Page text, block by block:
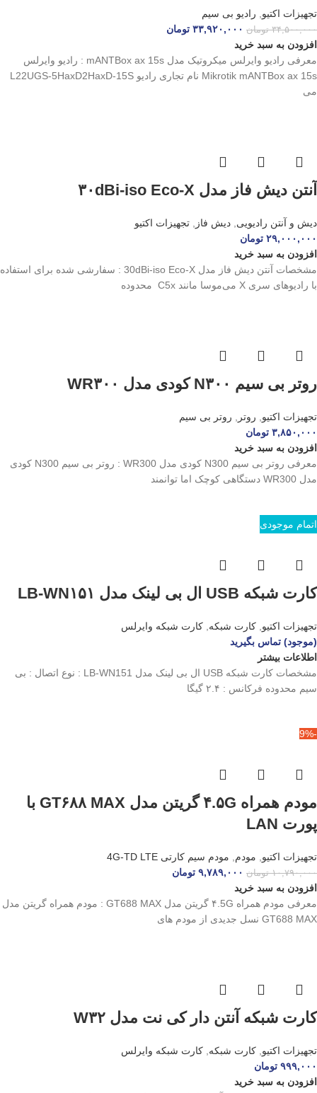
تجهیزات اکتیو رادیو بی سیم
۳۴,۵۰۰,۰۰۰ تومان ۳۳,۹۲۰,۰۰۰ تومان
افزودن به سبد خرید
معرفی رادیو وایرلس میکروتیک مدل mANTBox ax 15s : رادیو وایرلس
Mikrotik mANTBox ax 15s نام تجاری رادیو L22UGS-5HaxD2HaxD-15S
می
آنتن دیش فاز مدل ۳۰dBi-iso Eco-X
دیش و آنتن رادیویی دیش فاز
تجهیزات اکتیو
۲۹,۰۰۰,۰۰۰ تومان
افزودن به سبد خرید
مشخصات آنتن دیش فاز مدل 30dBi-iso Eco-X : سفارشی شده برای استفاده
با رادیوهای سری X می‌موسا مانند C5x محدوده
روتر بی سیم N۳۰۰ کودی مدل WR۳۰۰
تجهیزات اکتیو روتر
روتر بی سیم
۳,۸۵۰,۰۰۰ تومان
افزودن به سبد خرید
معرفی روتر بی سیم N300 کودی مدل WR300 : روتر بی سیم N300 کودی
مدل WR300 دستگاهی کوچک اما توانمند
اتمام موجودی
کارت شبکه USB ال بی لینک مدل LB-WN۱۵۱
تجهیزات اکتیو کارت شبکه کارت شبکه وایرلس
(موجود) تماس بگیرید
اطلاعات بیشتر
مشخصات کارت شبکه USB ال بی لینک مدل LB-WN151 : نوع اتصال : بی
سیم محدوده فرکانس : ۲.۴ گیگا
-9%
مودم همراه ۴.۵G گریتن مدل GT۶۸۸ MAX با
پورت LAN
تجهیزات اکتیو مودم مودم سیم کارتی 4G-TD LTE
۱۰,۷۹۰,۰۰۰ تومان ۹,۷۸۹,۰۰۰ تومان
افزودن به سبد خرید
معرفی مودم همراه ۴.5G گریتن مدل GT688 MAX : مودم همراه گریتن مدل
GT688 MAX نسل جدیدی از مودم‌ های
کارت شبکه آنتن دار کی نت مدل W۳۲
تجهیزات اکتیو کارت شبکه کارت شبکه وایرلس
۹۹۹,۰۰۰ تومان
افزودن به سبد خرید